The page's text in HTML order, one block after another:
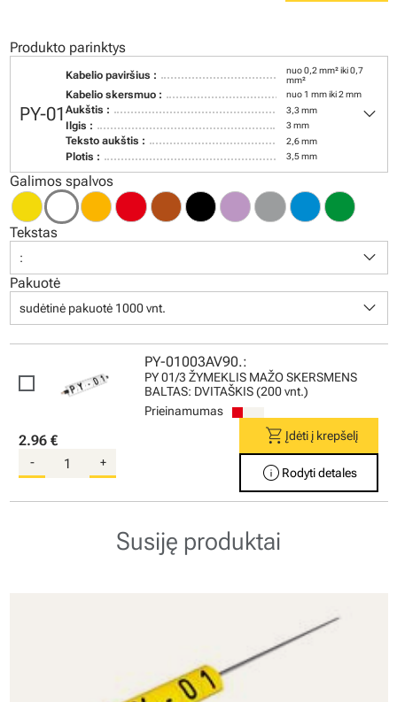
Produkto parinktys
PY-01
Kabelio paviršius :
nuo 0,2 mm² iki 0,7
mm²
Kabelio skersmuo : nuo 1 mm iki 2 mm
Aukštis : 3,3 mm
Ilgis : 3 mm
Teksto aukštis : 2,6 mm
Plotis : 3,5 mm
keyboard_arrow_down
Galimos spalvos
Tekstas
: keyboard_arrow_down
Pakuotė
sudėtinė pakuotė 1000 vnt. keyboard_arrow_down
PY-01003AV90.:
PY 01/3 ŽYMEKLIS MAŽO SKERSMENS
BALTAS: DVITAŠKIS (200 vnt.)
Prieinamumas
2.96 €
- +
shopping_cartĮdėti į krepšelį
info Rodyti detales
Susiję produktai